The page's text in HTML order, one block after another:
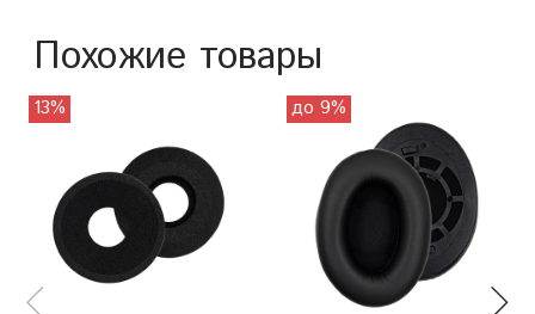
Похожие товары
13% до 9%